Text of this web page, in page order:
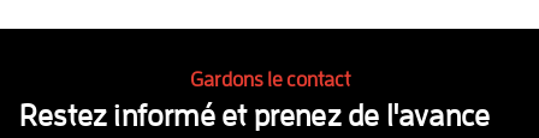
Gardons le contact
Restez informé et prenez de l'avance